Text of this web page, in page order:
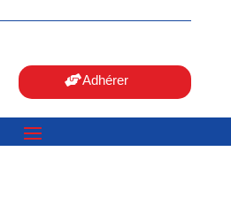
Adhérer